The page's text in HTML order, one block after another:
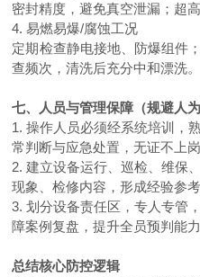
密封精度，避免真空泄漏；超
4. 易燃易爆/腐蚀工况
定期检查静电接地、防爆组件
查频次，清洗后充分中和漂洗。
七、人员与管理保障（规避人为
1. 操作人员必须经系统培训，
常判断与应急处置，无证不上岗
2. 建立设备运行、巡检、维保
现象、检修内容，形成经验参考
3. 划分设备责任区，专人专管
障案例复盘，提升全员预判能力
总结核心防控逻辑